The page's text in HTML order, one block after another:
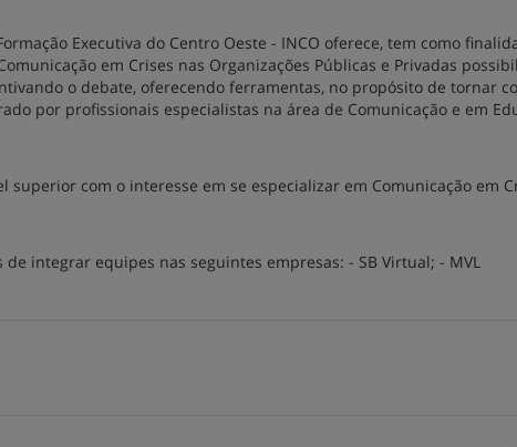
Executiva do Centro Oeste - INCO oferece, tem como
em Crises nas Organizações Públicas e Privadas
o debate, oferecendo ferramentas, no propósito de tornar
por profissionais especialistas na área de Comunicação e em
com o interesse em se especializar em Comunicação em
integrar equipes nas seguintes empresas: - SB Virtual; - MVL